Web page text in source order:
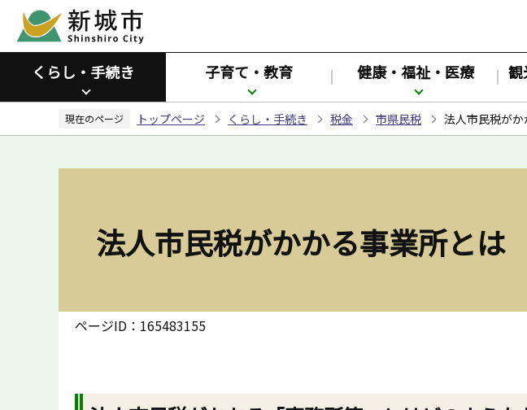
ペ
ジ
先
くらし・手続き 子育て・教育 健康・福祉・医療 観
現在のページ トップページ くらし・手続き 税金 市県民税 法人市民税が
法人市民税がかかる事業所とは
ページID：165483155